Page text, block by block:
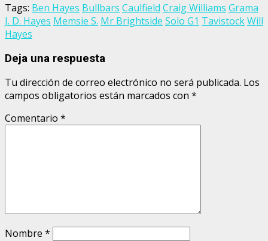
Tags: Ben Hayes Bullbars Caulfield Craig Williams Grama
J. D. Hayes Memsie S. Mr Brightside Solo G1 TavistockWill
Hayes
Deja una respuesta
Tu dirección de correo electrónico no será publicada. Los
campos obligatorios están marcados con *
Comentario *
Nombre *